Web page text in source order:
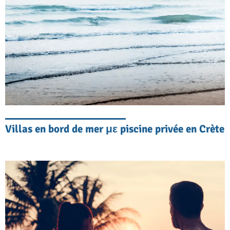
sont équipées de systèmes multimédias
pour garantir que chacun puisse rester
connecté et profiter de son séjour. Et bien
sûr, les salles de jeux dédiées raviront
particulièrement les enfants plus âgés… et
leurs parents !
Choisir la villa idéale
Si vous hésitez sur le type de villa familiale
qui correspond le mieux à vos besoins, nous
sommes là pour répondre à vos questions et
vous aider à choisir.
Villas en bord de mer με piscine privée en Crète